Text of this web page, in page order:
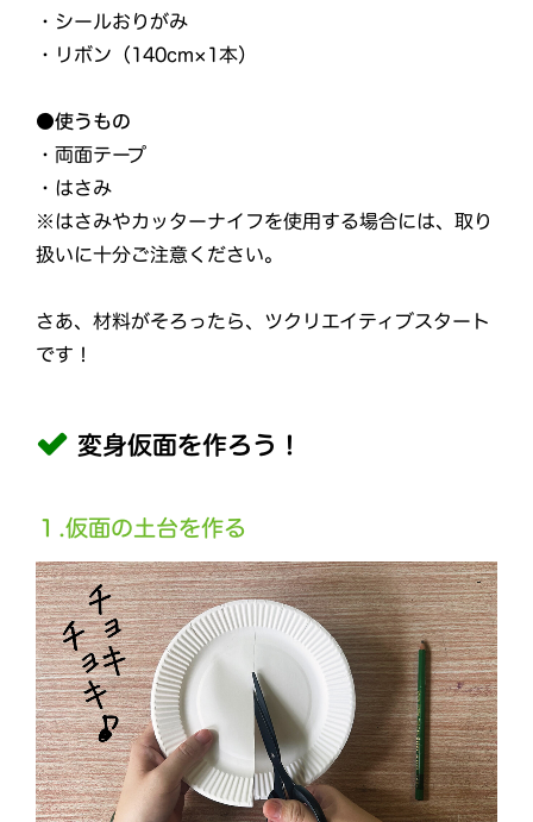
・シールおりがみ
・リボン（140cm×1本）
●使うもの
・両面テープ
・はさみ
※はさみやカッターナイフを使用する場合には、取り
扱いに十分ご注意ください。
さあ、材料がそろったら、ツクリエイティブスタート
です！
変身仮面を作ろう！
１.仮面の土台を作る